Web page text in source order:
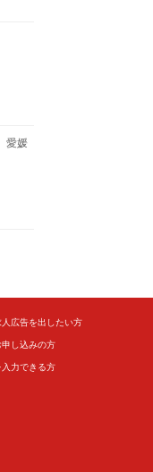
愛媛
広告を出したい方
し込みの方
力できる方